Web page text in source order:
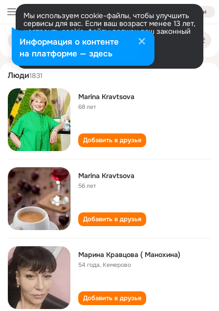
Войти
Мы используем cookie-файлы, чтобы улучшить
сервисы для вас. Если ваш возраст менее 13 лет,
настроить cookie-файлы должен ваш законный
представитель. Больше информации
Разрешить все Настроить
Поиск
людям
marina kravtsova
Люди1831
Marina Kravtsova
68 лет
Добавить в друзья
Marina Kravtsova
56 лет
Добавить в друзья
Марина Кравцова ( Манохина)
54 года, Кемерово
Добавить в друзья
Информация о контенте
на платформе — здесь